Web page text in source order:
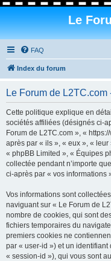
Le
FAQ
Index du forum
Le Forum de
Cette politique explique en
sociétés affiliées (désignés ci-
Forum de L2TC.com », «
après par « ils », « eux », «
« phpBB Limited », « Équipes
collectée pendant n’importe
ci-après par « vos informations
Vos informations sont
naviguant sur « Le Forum de
nombre de cookies, qui sont
fichiers temporaires du
premiers cookies ne
par « user-id ») et un
« session-id »), qui vous sont